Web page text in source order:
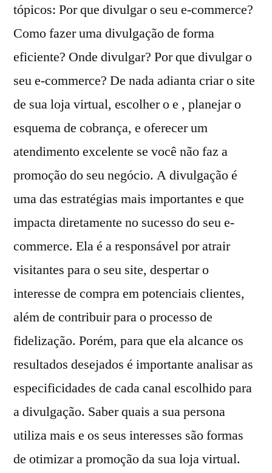
tópicos: Por que divulgar o seu e-commerce?
Como fazer uma divulgação de forma
eficiente? Onde divulgar? Por que divulgar o
seu e-commerce? De nada adianta criar o site
de sua loja virtual, escolher o e , planejar o
esquema de cobrança, e oferecer um
atendimento excelente se você não faz a
promoção do seu negócio. A divulgação é
uma das estratégias mais importantes e que
impacta diretamente no sucesso do seu e-
commerce. Ela é a responsável por atrair
visitantes para o seu site, despertar o
interesse de compra em potenciais clientes,
além de contribuir para o processo de
fidelização. Porém, para que ela alcance os
resultados desejados é importante analisar as
especificidades de cada canal escolhido para
a divulgação. Saber quais a sua persona
utiliza mais e os seus interesses são formas
de otimizar a promoção da sua loja virtual.